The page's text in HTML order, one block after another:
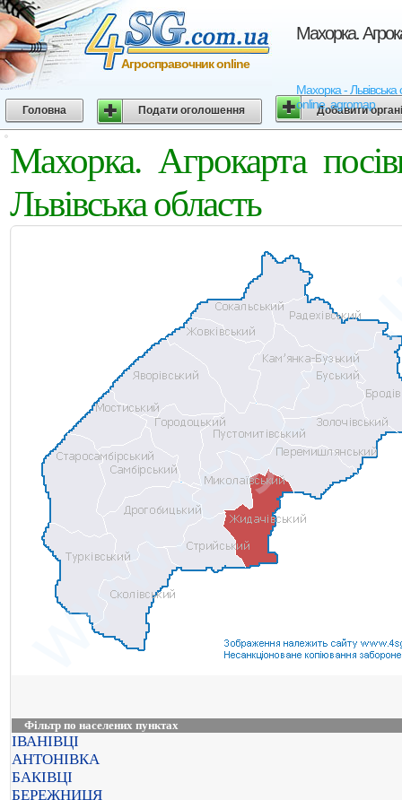
Махорка.
Махорка - Львівська
online, agromap
Агросправочник online
Головна Подати оголошення Добавити
Махорка. Агрокарта
Львівська область
Фільтр по населених пунктах
ІВАНІВЦІ
АНТОНІВКА
БАКІВЦІ
БЕРЕЖНИЦЯ